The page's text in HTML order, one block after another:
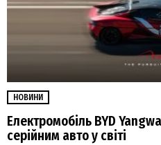
НОВИНИ
Електромобіль BYD
серійним авто у світі